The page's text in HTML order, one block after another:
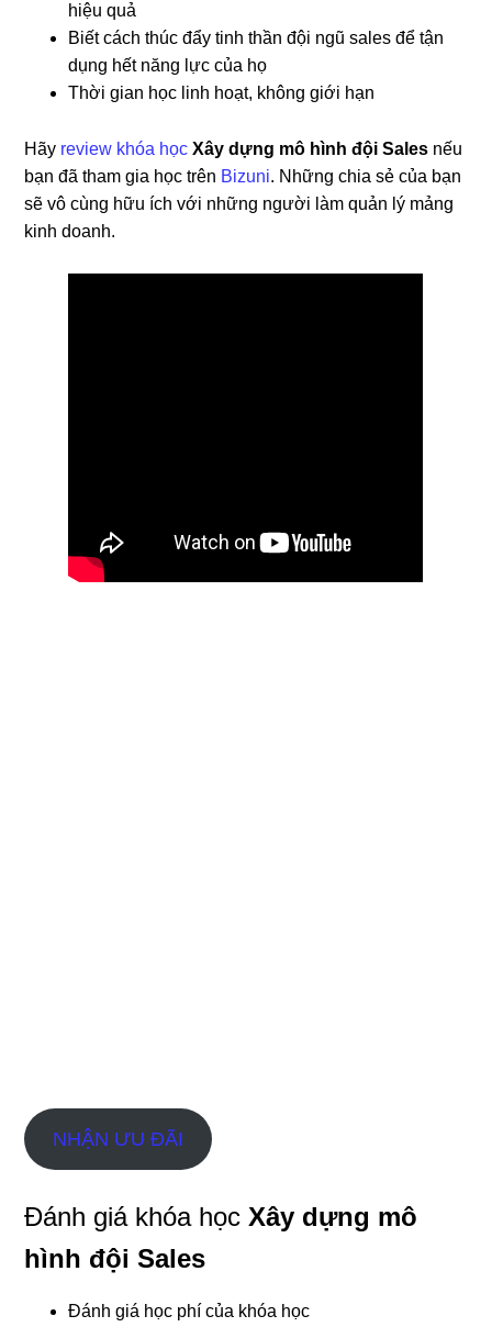
hiệu quả
Biết cách thúc đẩy tinh thần đội ngũ sales để tận
dụng hết năng lực của họ
Thời gian học linh hoạt, không giới hạn
Hãy review khóa học Xây dựng mô hình đội Sales nếu
bạn đã tham gia học trên Bizuni. Những chia sẻ của bạn
sẽ vô cùng hữu ích với những người làm quản lý mảng
kinh doanh.
NHẬN ƯU ĐÃI
Đánh giá khóa học Xây dựng mô
hình đội Sales
Đánh giá học phí của khóa học